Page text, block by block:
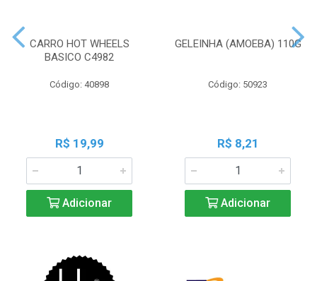
CARRO HOT WHEELS
BASICO C4982
Código: 40898
R$ 19,99
Adicionar
GELEINHA (AMOEBA) 110G
Código: 50923
R$ 8,21
Adicionar